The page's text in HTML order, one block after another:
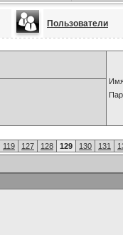
Пользователи
119 127 128 129 130 131